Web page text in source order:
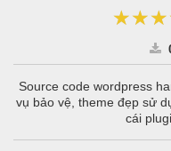
Source code wordpress
vụ bảo vệ, theme đẹp sử
cái